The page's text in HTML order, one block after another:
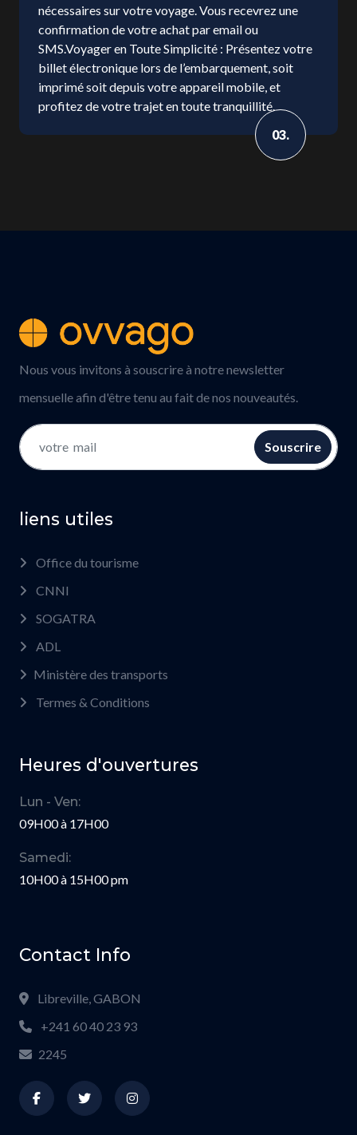
nécessaires sur votre voyage. Vous recevrez une
confirmation de votre achat par email ou
SMS.Voyager en Toute Simplicité : Présentez votre
billet électronique lors de l’embarquement, soit
imprimé soit depuis votre appareil mobile, et
profitez de votre trajet en toute tranquillité.
03.
Nous vous invitons à souscrire à notre newsletter
mensuelle afin d'être tenu au fait de nos nouveautés.
Souscrire
liens utiles
Office du tourisme
CNNI
SOGATRA
ADL
Ministère des transports
Termes & Conditions
Heures d'ouvertures
Lun - Ven:
09H00 à 17H00
Samedi:
10H00 à 15H00 pm
Contact Info
Libreville, GABON
+241 60 40 23 93
2245